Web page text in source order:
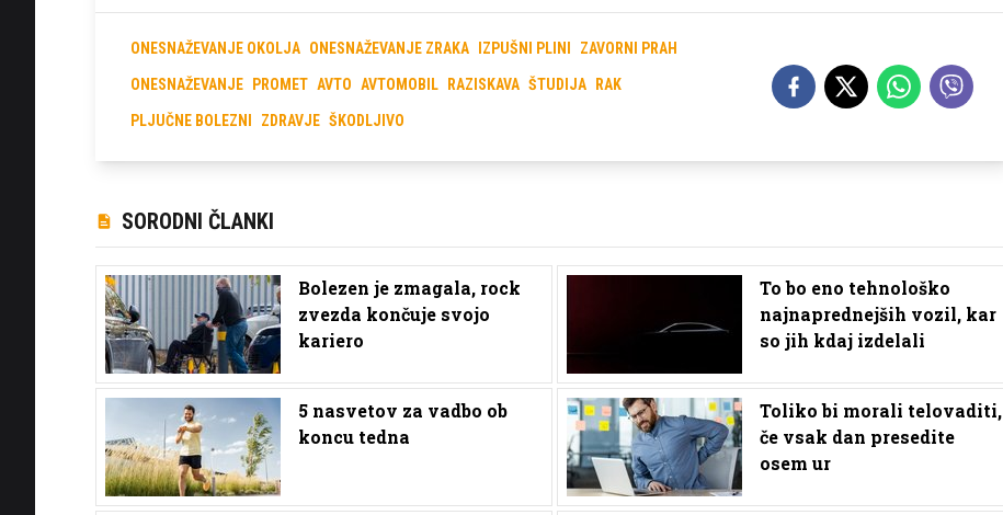
ONESNAŽEVANJE OKOLJA ONESNAŽEVANJE ZRAKA IZPUŠNI PLINI ZAVORNI PRAH
ONESNAŽEVANJE PROMET AVTO AVTOMOBIL RAZISKAVA ŠTUDIJA RAK
PLJUČNE BOLEZNI ZDRAVJE ŠKODLJIVO
SORODNI ČLANKI
Bolezen je zmagala, rock
zvezda končuje svojo
kariero
To bo eno tehnološko
najnaprednejših vozil, kar
so jih kdaj izdelali
5 nasvetov za vadbo ob
koncu tedna
Toliko bi morali telovaditi,
če vsak dan presedite
osem ur